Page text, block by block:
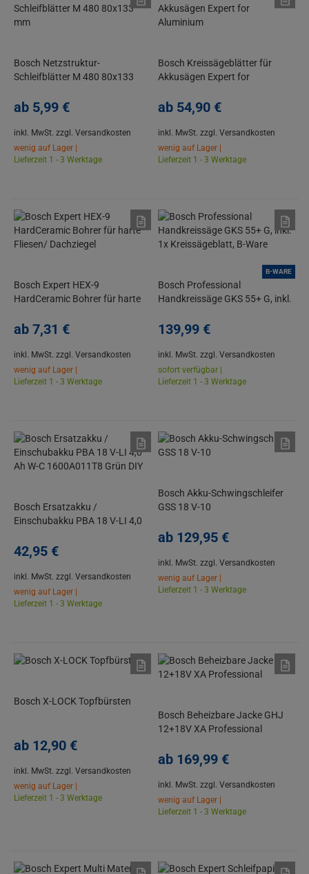
Bosch Netzstruktur-
Schleifblätter M 480 80x133
ab 5,99 €
inkl. MwSt. zzgl. Versandkosten
wenig auf Lager |
Lieferzeit 1 - 3 Werktage
Bosch Kreissägeblätter für
Akkusägen Expert for
ab 54,90 €
inkl. MwSt. zzgl. Versandkosten
wenig auf Lager |
Lieferzeit 1 - 3 Werktage
Bosch Expert HEX-9
HardCeramic Bohrer für harte
ab 7,31 €
inkl. MwSt. zzgl. Versandkosten
wenig auf Lager |
Lieferzeit 1 - 3 Werktage
B-WARE
Bosch Professional
Handkreissäge GKS 55+ G, inkl.
139,99 €
inkl. MwSt. zzgl. Versandkosten
sofort verfügbar |
Lieferzeit 1 - 3 Werktage
Bosch Ersatzakku /
Einschubakku PBA 18 V-LI 4,0
42,95 €
inkl. MwSt. zzgl. Versandkosten
wenig auf Lager |
Lieferzeit 1 - 3 Werktage
Bosch Akku-Schwingschleifer
GSS 18 V-10
ab 129,95 €
inkl. MwSt. zzgl. Versandkosten
wenig auf Lager |
Lieferzeit 1 - 3 Werktage
Bosch X-LOCK Topfbürsten
ab 12,90 €
inkl. MwSt. zzgl. Versandkosten
wenig auf Lager |
Lieferzeit 1 - 3 Werktage
Bosch Beheizbare Jacke GHJ
12+18V XA Professional
ab 169,99 €
inkl. MwSt. zzgl. Versandkosten
wenig auf Lager |
Lieferzeit 1 - 3 Werktage